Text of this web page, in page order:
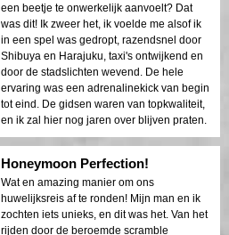
een beetje te onwerkelijk aanvoelt? Dat
was dit! Ik zweer het, ik voelde me alsof ik
in een spel was gedropt, razendsnel door
Shibuya en Harajuku, taxi's ontwijkend en
door de stadslichten wevend. De hele
ervaring was een adrenalinekick van begin
tot eind. De gidsen waren van topkwaliteit,
en ik zal hier nog jaren over blijven praten.
Honeymoon Perfection!
Wat en amazing manier om ons
huwelijksreis af te ronden! Mijn man en ik
zochten iets unieks, en dit was het. Van het
rijden door de beroemde scramble